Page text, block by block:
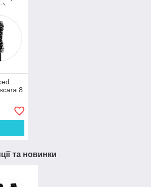
8
та новинки